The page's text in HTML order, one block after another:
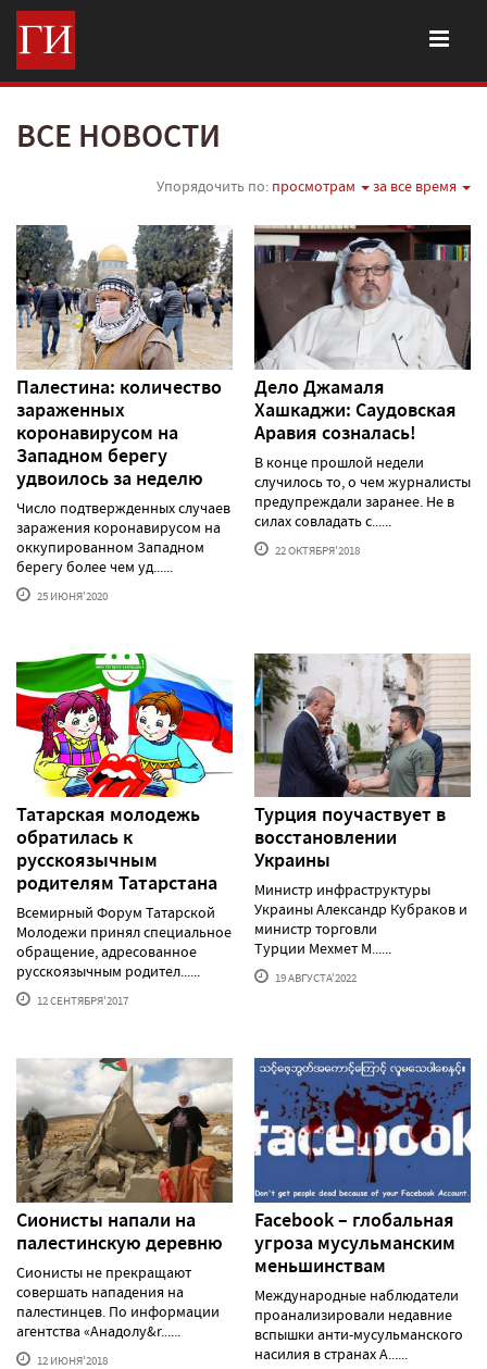
ВСЕ НОВОСТИ
Упорядочить по: просмотрам за все время
Палестина: количество
зараженных
коронавирусом на
Западном берегу
удвоилось за неделю
Число подтвержденных случаев
заражения коронавирусом на
оккупированном Западном
берегу более чем уд......
25 ИЮНЯ'2020
Дело Джамаля
Хашкаджи: Саудовская
Аравия созналась!
В конце прошлой недели
случилось то, о чем журналисты
предупреждали заранее. Не в
силах совладать с......
22 ОКТЯБРЯ'2018
Татарская молодежь
обратилась к
русскоязычным
родителям Татарстана
Всемирный Форум Татарской
Молодежи принял специальное
обращение, адресованное
русскоязычным родител......
12 СЕНТЯБРЯ'2017
Турция поучаствует в
восстановлении
Украины
Министр инфраструктуры
Украины Александр Кубраков и
министр торговли
Турции Мехмет М......
19 АВГУСТА'2022
Сионисты напали на
палестинскую деревню
Сионисты не прекращают
совершать нападения на
палестинцев. По информации
агентства «Анадолу&r......
12 ИЮНЯ'2018
Facebook – глобальная
угроза мусульманским
меньшинствам
Международные наблюдатели
проанализировали недавние
вспышки анти-мусульманского
насилия в странах А......